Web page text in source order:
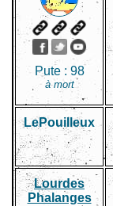
Pute : 98
à mort
LePouiIleux
Lourdes
Phalanges